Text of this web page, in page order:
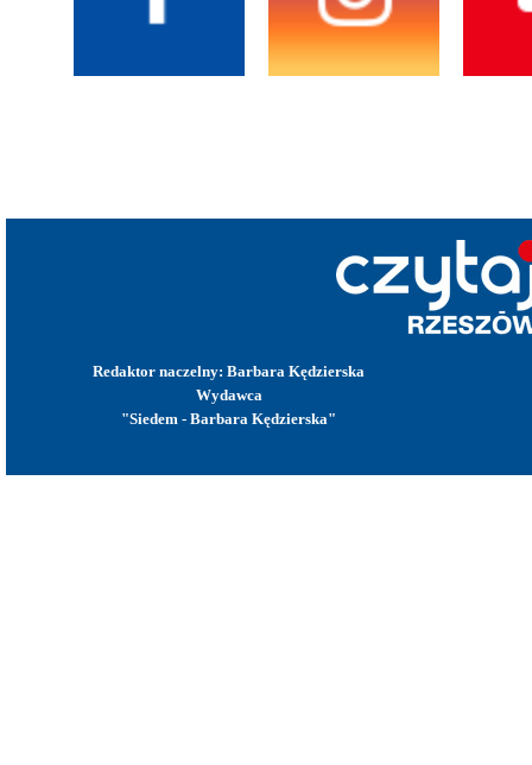
Redaktor naczelny: Barbara Kędzierska
Wydawca
"Siedem - Barbara Kędzierska"